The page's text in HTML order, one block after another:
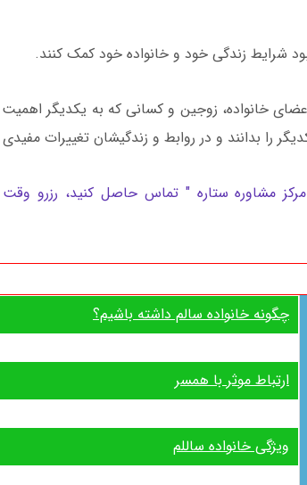
شرایط زندگی خود و خانواده خود کمک کنند.
خانواده، زوجین و کسانی که به یکدیگر
را بدانند و در روابط و زندگیشان تغییرات
مرکز مشاوره ستاره " تماس حاصل کنید، رزرو
چگونه خانواده سالم داشته باشیم؟
ارتباط موثر با همسر
ویژگی خانواده ساللم